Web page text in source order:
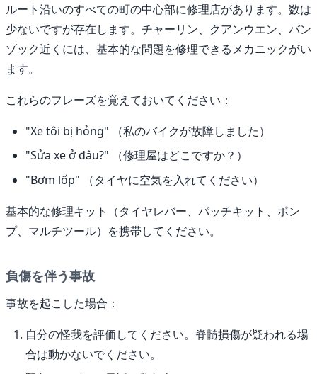
ルート沿いのすべての町の中心部に修理店があります。数は
少ないですが存在します。チャーリン、クアンウエン、バン
ゾック近くには、基本的な問題を修理できるメカニックがい
ます。
これらのフレーズを覚えておいてください：
"Xe tôi bị hỏng" （私のバイクが故障しました）
"Sửa xe ở đâu?" （修理屋はどこですか？）
"Bơm lốp" （タイヤに空気を入れてください）
基本的な修理キット（タイヤレバー、パッチキット、ポン
プ、マルチツール）を携帯してください。
負傷を伴う事故
事故を起こした場合：
自分の怪我を評価してください。脊髄損傷が疑われる場
合は動かないでください。